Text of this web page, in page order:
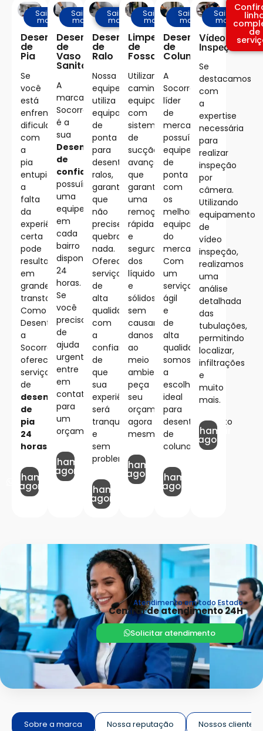
Saiba
mais
Desentupidora
de
Pia
Se
você
está
enfrentando
dificuldades
com
a
pia
entupida,
a
falta
da
experiência
certa
pode
resultar
em
grandes
transtornos.
Como
Desentupidora,
a
Socorro
oferece
serviços
de
desentupimento
de
pia
24
horas.
Chamar
agora
Saiba
mais
Desentupidora
de
Vaso
Sanitário
A
marca
Socorro
é a
sua
Desentupidora
de
confiança,
possuímos
uma
equipe
em
cada
bairro
disponível
24
horas.
Se
você
precisa
de
ajuda
urgente,
entre
em
contato
para
um
orçamento!
Chamar
agora
Saiba
mais
Desentupidora
de
Ralo
Nossa
equipe
utiliza
equipamentos
de
ponta
para
desentupir
ralos,
garantindo
que
não
precise
quebrar
nada.
Oferecemos
serviços
de
alta
qualidade
com
a
confiança
de
que
sua
experiência
será
tranquila
e
sem
problemas.
Chamar
agora
Saiba
mais
Limpeza
de
Fossa
Utilizamos
caminhões
equipados
com
sistemas
de
sucção
avançados,
que
garantem
uma
remoção
rápida
e
segura
dos
líquidos
e
sólidos,
sem
causar
danos
ao
meio
ambiente,
peça
seu
orçamento
agora
mesmo.
Chamar
agora
Saiba
mais
Desentupimento
de
Coluna
A
Socorro
líder
de
mercado,
possuí
equipe
de
ponta
com
os
melhores
equipamentos
do
mercado.
Com
um
serviço
ágil
e
de
alta
qualidade,
somos
a
escolha
ideal
para
desentupimento
de
colunas.
Chamar
agora
Saiba
mais
Vídeo
Inspeção
Se
destacamos
com
a
expertise
necessária
para
realizar
inspeção
por
câmera.
Utilizando
equipamento
de
vídeo
inspeção,
realizamos
uma
análise
detalhada
das
tubulações,
permitindo
localizar,
infiltrações
e
muito
mais.
Chamar
agora
de
Atendimento em todo Estado
Central de atendimento 24H
Solicitar atendimento
Sobre a marca Nossa reputação Nossos clientes